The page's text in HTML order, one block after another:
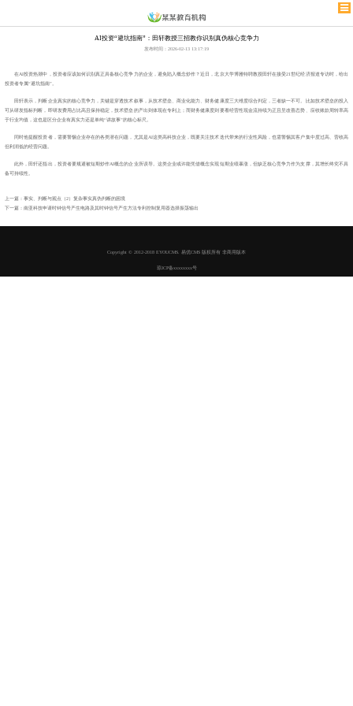
AI投资“避坑指南”：田轩教授三招教你识别真伪核心竞争力
发布时间：2026-02-13 13:17:19
在AI投资热潮中，投资者应该如何识别真正具备核心竞争力的企业，避免陷入概念炒作？近日，北京大学博雅特聘教授田轩在接受21世纪经济报道专访时，给出
投资者专属“避坑指南”。
田轩表示，判断企业真实的核心竞争力，关键是穿透技术叙事，从技术壁垒、商业化能力、财务健康度三大维度综合判定，三者缺一不可。比如技术壁垒的投入
可从研发指标判断，即研发费用占比高且保持稳定，技术壁垒的产出则体现在专利上；而财务健康度则要看经营性现金流持续为正且呈改善态势、应收账款周转率高
于行业均值，这也是区分企业有真实力还是单纯“讲故事”的核心标尺。
同时他提醒投资者，需要警惕企业存在的各类潜在问题，尤其是AI这类高科技企业，既要关注技术迭代带来的行业性风险，也需警惕其客户集中度过高、营收高
但利润低的经营问题。
此外，田轩还指出，投资者要规避被短期炒作AI概念的企业所误导。这类企业或许能凭借概念实现短期业绩暴涨，但缺乏核心竞争力作为支撑，其增长终究不具
备可持续性。
上一篇：事实、判断与观点（2）复杂事实真伪判断的困境
下一篇：南亚科技申请时钟信号产生电路及其时钟信号产生方法专利控制复用器选择振荡输出
Copyright © 2012-2018 EYOUCMS. 易优CMS 版权所有 非商用版本
琼ICP备xxxxxxxx号